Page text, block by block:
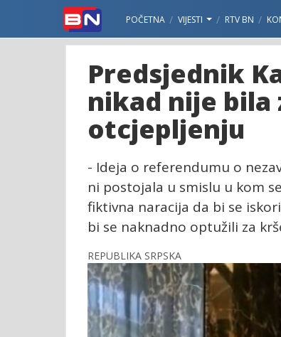
POČETNA VIJESTI RTV BN
Predsjednik
nikad nije bila
otcjepljenju
- Ideja o referendumu o
ni postojala u smislu u kom
fiktivna naracija da bi se
bi se naknadno optužili za
REPUBLIKA SRPSKA